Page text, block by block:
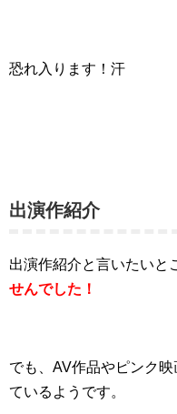
恐れ入ります！汗
出演作紹介
出演作紹介と言いたいと
せんでした！
でも、AV作品やピンク
ているようです。